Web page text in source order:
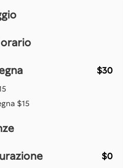
$30
$15
$0